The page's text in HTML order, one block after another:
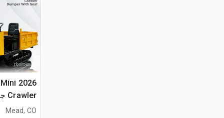
Mini
Crawler جرار نقل (Unused)
Mead, CO